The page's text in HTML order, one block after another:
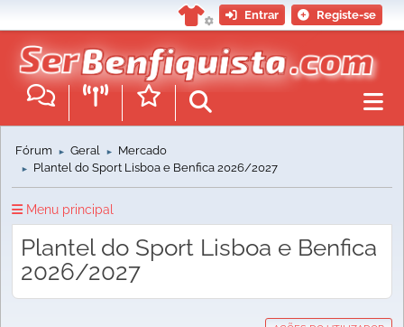
Entrar Registe-se
Fórum ► Geral ► Mercado
► Plantel do Sport Lisboa e Benfica 2026/2027
Menu principal
Plantel do Sport Lisboa e Benfica
2026/2027